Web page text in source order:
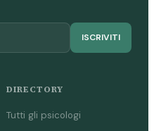
ISCRIVITI
DIRECTORY
Tutti gli psicologi